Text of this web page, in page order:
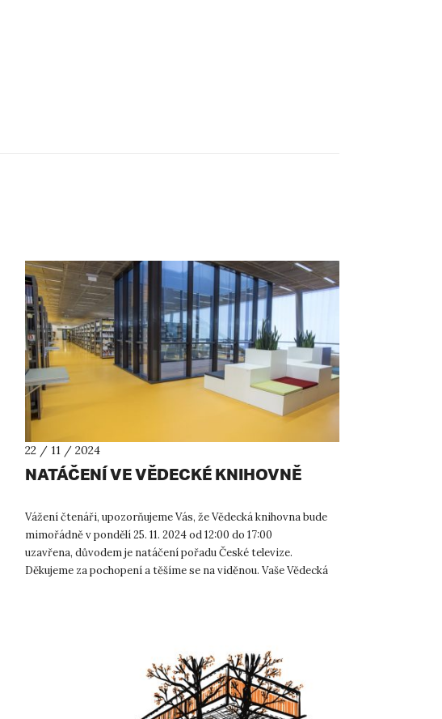
22 / 11 / 2024
NATÁČENÍ VE VĚDECKÉ KNIHOVNĚ
Vážení čtenáři, upozorňujeme Vás, že Vědecká knihovna bude
mimořádně v pondělí 25. 11. 2024 od 12:00 do 17:00
uzavřena, důvodem je natáčení pořadu České televize.
Děkujeme za pochopení a těšíme se na viděnou. Vaše Vědecká